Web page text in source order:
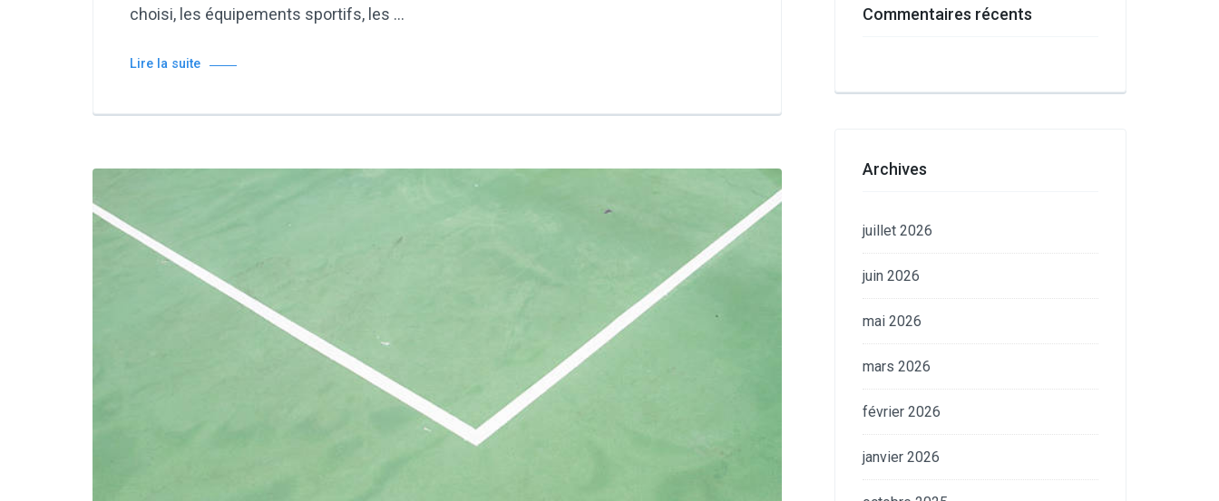
choisi, les équipements sportifs, les …
Lire la suite
Commentaires récents
Archives
juillet 2026
juin 2026
mai 2026
mars 2026
février 2026
janvier 2026